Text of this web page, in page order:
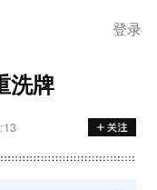
登录
洗牌